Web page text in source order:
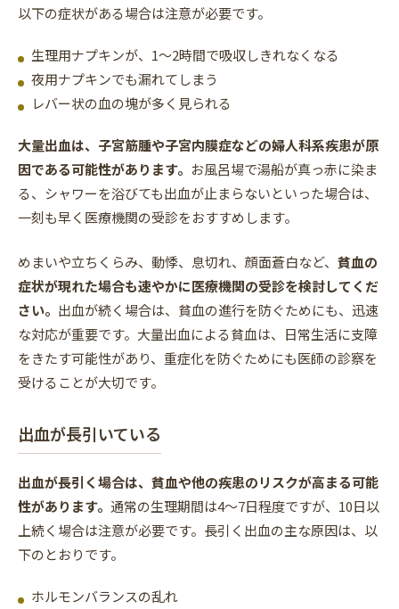
以下の症状がある場合は注意が必要です。
生理用ナプキンが、1～2時間で吸収しきれなくなる
夜用ナプキンでも漏れてしまう
レバー状の血の塊が多く見られる
大量出血は、子宮筋腫や子宮内膜症などの婦人科系疾患が原
因である可能性があります。 お風呂場で湯船が真っ赤に染ま
る、シャワーを浴びても出血が止まらないといった場合は、
一刻も早く医療機関の受診をおすすめします。
めまいや立ちくらみ、動悸、息切れ、顔面蒼白など、 貧血の
症状が現れた場合も速やかに医療機関の受診を検討してくだ
さい。 出血が続く場合は、貧血の進行を防ぐためにも、迅速
な対応が重要です。大量出血による貧血は、日常生活に支障
をきたす可能性があり、重症化を防ぐためにも医師の診察を
受けることが大切です。
出血が長引いている
出血が長引く場合は、貧血や他の疾患のリスクが高まる可能
性があります。 通常の生理期間は4〜7日程度ですが、10日以
上続く場合は注意が必要です。長引く出血の主な原因は、以
下のとおりです。
ホルモンバランスの乱れ